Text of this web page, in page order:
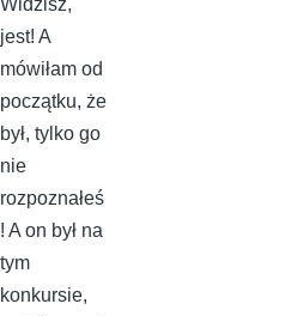
Widzisz,
jest! A
mówiłam od
początku, że
był, tylko go
nie
rozpoznałeś
! A on był na
tym
konkursie,